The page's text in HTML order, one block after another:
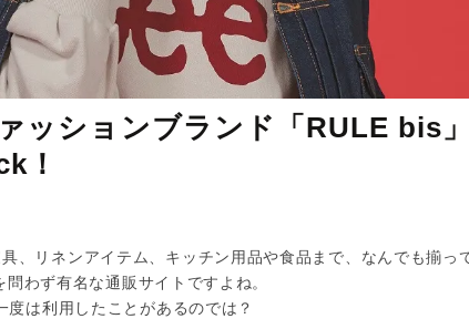
ッションブランド「RULE bis
！
、リネンアイテム、キッチン用品や食品まで、なんでも揃っ
わず有名な通販サイトですよね。
は利用したことがあるのでは？